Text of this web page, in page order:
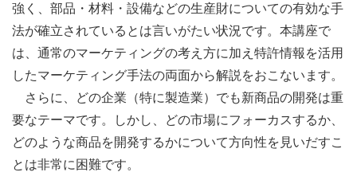
強く、部品・材料・設備などの生産財についての有効な手
法が確立されているとは言いがたい状況です。本講座で
は、通常のマーケティングの考え方に加え特許情報を活用
したマーケティング手法の両面から解説をおこないます。
さらに、どの企業（特に製造業）でも新商品の開発は重
要なテーマです。しかし、どの市場にフォーカスするか、
どのような商品を開発するかについて方向性を見いだすこ
とは非常に困難です。